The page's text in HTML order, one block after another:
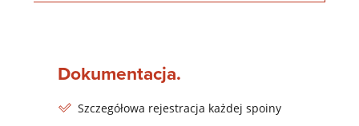
Dokumentacja.
Szczegółowa rejestracja każdej spoiny